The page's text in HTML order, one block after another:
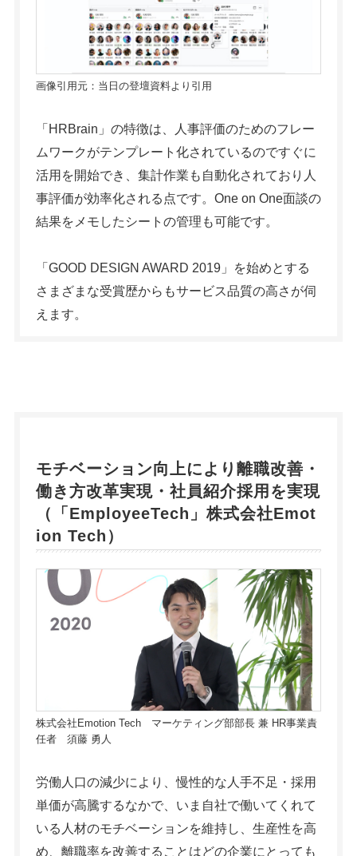
画像引用元：当日の登壇資料より引用
「HRBrain」の特徴は、人事評価のためのフレー
ムワークがテンプレート化されているのですぐに
活用を開始でき、集計作業も自動化されており人
事評価が効率化される点です。One on One面談の
結果をメモしたシートの管理も可能です。
「GOOD DESIGN AWARD 2019」を始めとする
さまざまな受賞歴からもサービス品質の高さが伺
えます。
モチベーション向上により離職改善・
働き方改革実現・社員紹介採用を実現
（「 EmployeeTech 」株式会社Emot
ion Tech）
株式会社Emotion Tech マーケティング部部長 兼 HR事業責
任者 須藤 勇人
労働人口の減少により、慢性的な人手不足・採用
単価が高騰するなかで、いま自社で働いてくれて
いる人材のモチベーションを維持し、生産性を高
め、離職率を改善することはどの企業にとっても